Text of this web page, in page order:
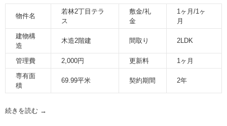
物件名
若林2丁目テラ
ス
敷金/礼
金
1ヶ月/1ヶ
月
建物構
造
木造2階建 間取り 2LDK
管理費 2,000円 更新料
1ヶ月
専有面
積
69.99平米 契約期間 2年
続きを読む →